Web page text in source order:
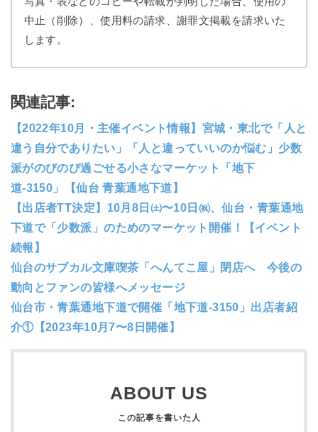
中止（削除）、使用料の請求、謝罪文掲載を請求いた
します。
関連記事:
【2022年10月・主催イベント情報】宮城・東北で「人と
違う自分でありたい」「人と違っていいのか悩む」少数
派がのびのび過ごせる小さなマーケット「地下
道-3150」【仙台 青葉通地下道】
【出店者TT決定】10月8日㈯〜10日㈷、仙台・青葉通地
下道で「少数派」のためのマーケット開催！【イベント
続報】
仙台のサブカル文庫喫茶「へんてこ屋」閉店へ 今後の
動向とファンの皆様へメッセージ
仙台市・青葉通地下道で開催「地下道-3150」出店者紹
介①【2023年10月7〜8日開催】
ABOUT US